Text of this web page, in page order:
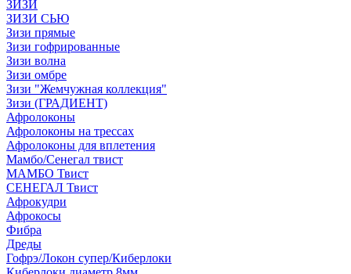
ЗИЗИ
ЗИЗИ СЬЮ
Зизи прямые
Зизи гофрированные
Зизи волна
Зизи омбре
Зизи "Жемчужная коллекция"
Зизи (ГРАДИЕНТ)
Афролоконы
Афролоконы на трессах
Афролоконы для вплетения
Мамбо/Сенегал твист
МАМБО Твист
СЕНЕГАЛ Твист
Афрокудри
Афрокосы
Фибра
Дреды
Гофрэ/Локон супер/Киберлоки